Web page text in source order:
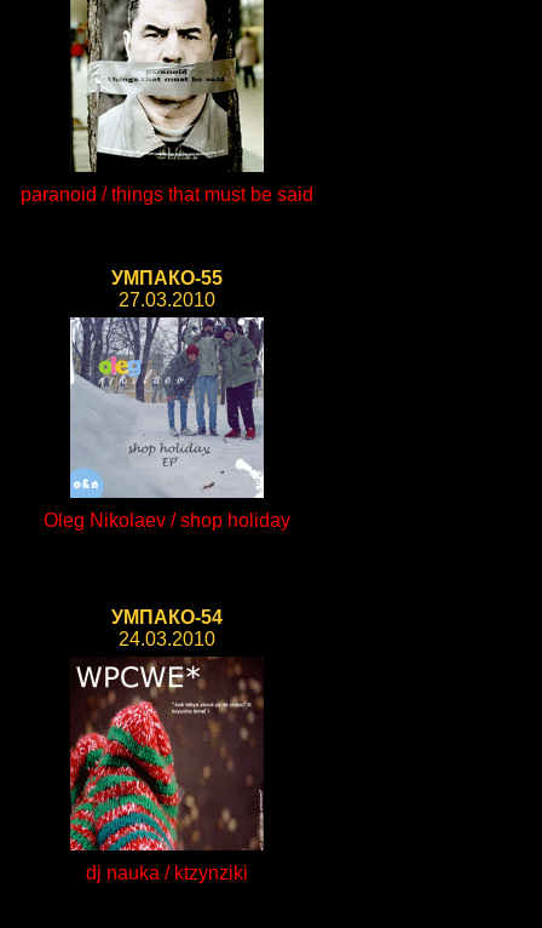
paranoid / things that must be said
УМПАКО-55
27.03.2010
Oleg Nikolaev / shop holiday
УМПАКО-54
24.03.2010
dj nauka / ktzynziki